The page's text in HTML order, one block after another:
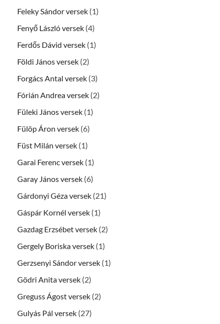
Feleky Sándor versek (1)
Fenyő László versek (4)
Ferdős Dávid versek (1)
Földi János versek (2)
Forgács Antal versek (3)
Fórián Andrea versek (2)
Füleki János versek (1)
Fülöp Áron versek (6)
Füst Milán versek (1)
Garai Ferenc versek (1)
Garay János versek (6)
Gárdonyi Géza versek (21)
Gáspár Kornél versek (1)
Gazdag Erzsébet versek (2)
Gergely Boriska versek (1)
Gerzsenyi Sándor versek (1)
Gödri Anita versek (2)
Greguss Ágost versek (2)
Gulyás Pál versek (27)